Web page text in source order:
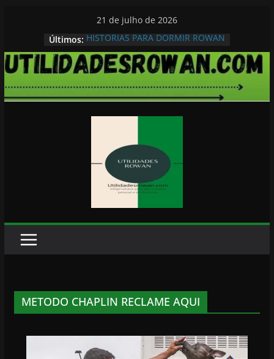
conteúdo
21 de julho de 2026
Últimos: HISTORIAS PARA DORMIR ROWAN
METODO CHAPLIN RECLAME AQUI